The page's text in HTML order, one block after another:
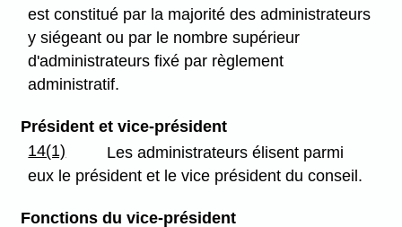
est constitué par la majorité des administrateurs
y siégeant ou par le nombre supérieur
d'administrateurs fixé par règlement
administratif.
Président et vice-président
14(1)
Les administrateurs élisent parmi
eux le président et le vice président du conseil.
Fonctions du vice-président